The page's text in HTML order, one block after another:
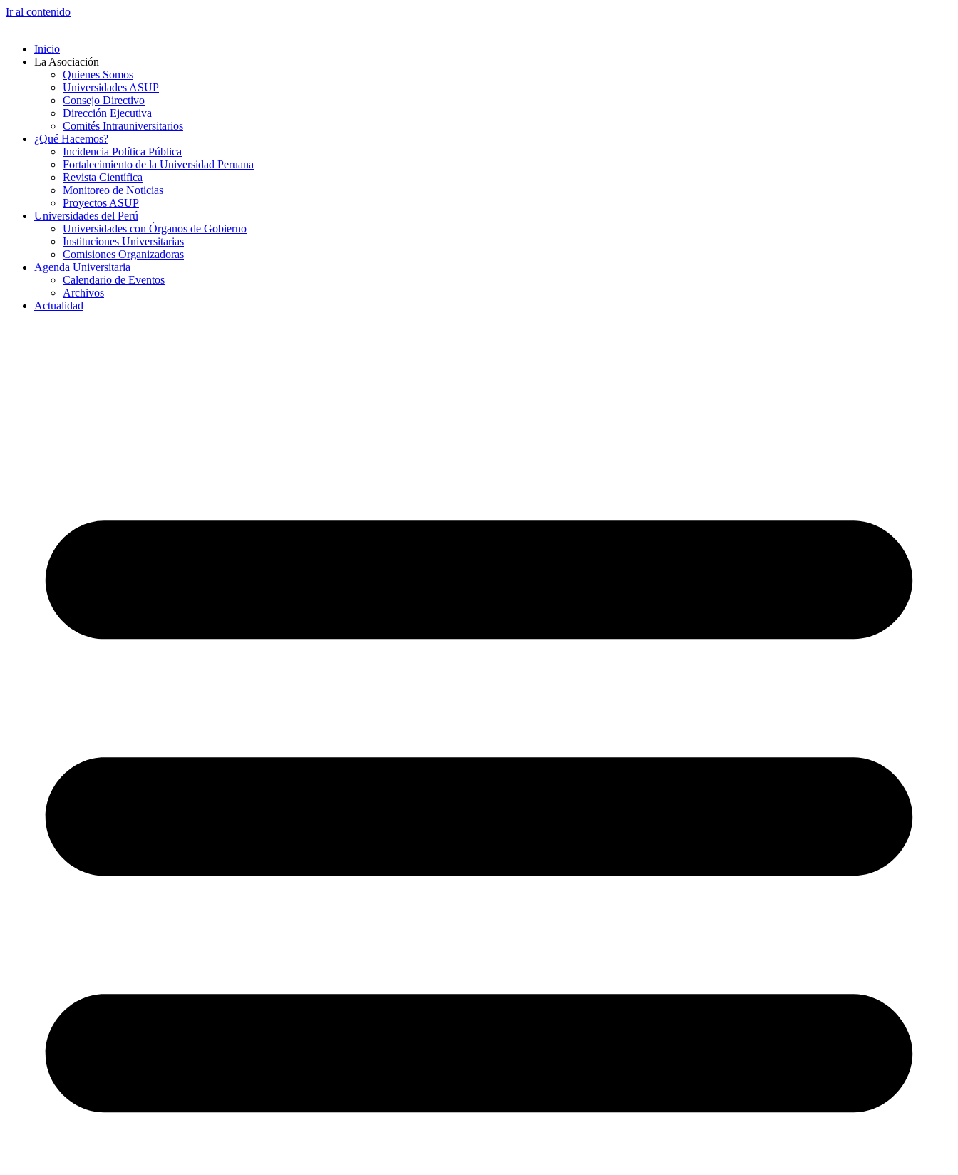
Ir al contenido
Inicio
La Asociación
Quienes Somos
Universidades ASUP
Consejo Directivo
Dirección Ejecutiva
Comités Intrauniversitarios
¿Qué Hacemos?
Incidencia Política Pública
Fortalecimiento de la Universidad Peruana
Revista Científica
Monitoreo de Noticias
Proyectos ASUP
Universidades del Perú
Universidades con Órganos de Gobierno
Instituciones Universitarias
Comisiones Organizadoras
Agenda Universitaria
Calendario de Eventos
Archivos
Actualidad